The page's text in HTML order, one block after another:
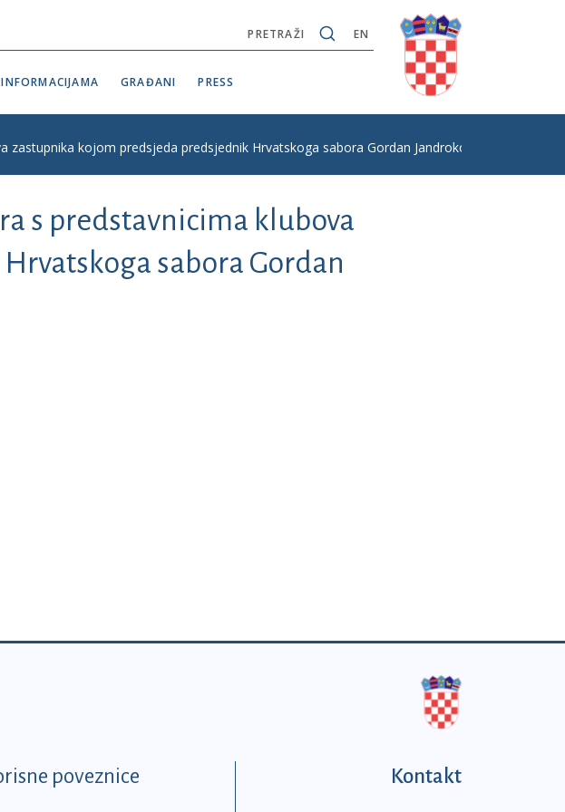
EN
PRETRAŽI
GRAĐANI PRESS
kojom predsjeda predsjednik Hrvatskoga sabora Gordan Jandroković
s predstavnicima klubova
sabora Gordan
poveznice Kontakt